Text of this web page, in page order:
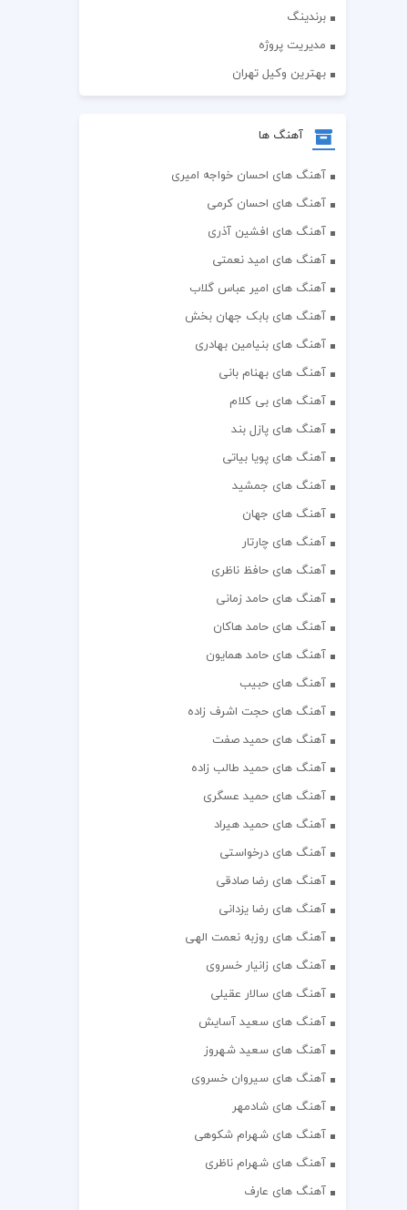
برندینگ
مدیریت پروژه
بهترین وکیل تهران
آهنگ ها
آهنگ های احسان خواجه امیری
آهنگ های احسان کرمی
آهنگ های افشین آذری
آهنگ های امید نعمتی
آهنگ های امیر عباس گلاب
آهنگ های بابک جهان بخش
آهنگ های بنیامین بهادری
آهنگ های بهنام بانی
آهنگ های بی کلام
آهنگ های پازل بند
آهنگ های پویا بیاتی
آهنگ های جمشید
آهنگ های جهان
آهنگ های چارتار
آهنگ های حافظ ناظری
آهنگ های حامد زمانی
آهنگ های حامد هاکان
آهنگ های حامد همایون
آهنگ های حبیب
آهنگ های حجت اشرف زاده
آهنگ های حمید صفت
آهنگ های حمید طالب زاده
آهنگ های حمید عسگری
آهنگ های حمید هیراد
آهنگ های درخواستی
آهنگ های رضا صادقی
آهنگ های رضا یزدانی
آهنگ های روزبه نعمت الهی
آهنگ های زانیار خسروی
آهنگ های سالار عقیلی
آهنگ های سعید آسایش
آهنگ های سعید شهروز
آهنگ های سیروان خسروی
آهنگ های شادمهر
آهنگ های شهرام شکوهی
آهنگ های شهرام ناظری
آهنگ های عارف